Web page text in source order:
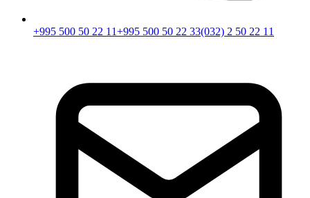
+995 500 50 22 11+995 500 50 22 33(032) 2 50 22 11